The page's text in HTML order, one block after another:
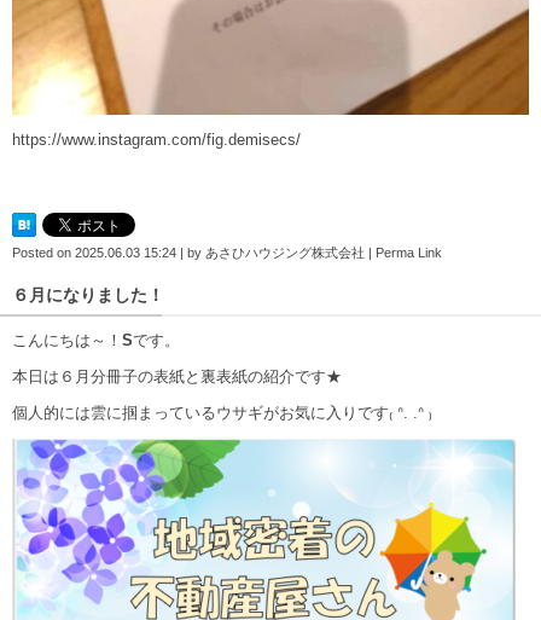
https://www.instagram.com/fig.demisecs/
Posted on 2025.06.03 15:24 | by あさひハウジング株式会社 | Perma Link
６月になりました！
こんにちは～！ Sです。
本日は６月分冊子の表紙と裏表紙の紹介です★
個人的には雲に掴まっているウサギがお気に入りです₍ ᐢ. .ᐢ ₎